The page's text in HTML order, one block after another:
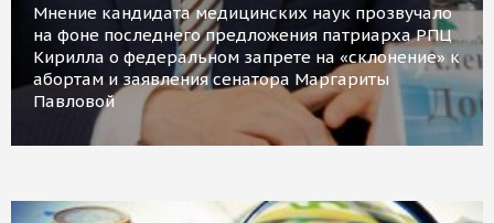
Мнение кандидата медицинских наук прозвучало
на фоне последнего предложения патриарха РПЦ
Кирилла о федеральном запрете на «склонение» к
абортам и заявления сенатора Маргариты
Павловой